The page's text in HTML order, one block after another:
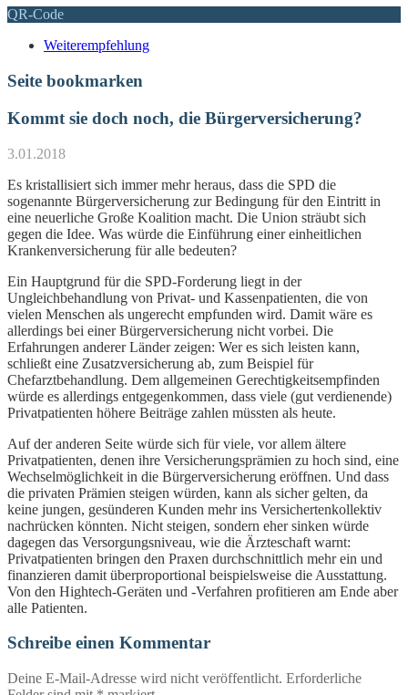
QR-Code
Weiterempfehlung
Seite bookmarken
Kommt sie doch noch, die Bürgerversicherung?
3.01.2018
Es kristallisiert sich immer mehr heraus, dass die SPD die
sogenannte Bürgerversicherung zur Bedingung für den Eintritt in
eine neuerliche Große Koalition macht. Die Union sträubt sich
gegen die Idee. Was würde die Einführung einer einheitlichen
Krankenversicherung für alle bedeuten?
Ein Hauptgrund für die SPD-Forderung liegt in der
Ungleichbehandlung von Privat- und Kassenpatienten, die von
vielen Menschen als ungerecht empfunden wird. Damit wäre es
allerdings bei einer Bürgerversicherung nicht vorbei. Die
Erfahrungen anderer Länder zeigen: Wer es sich leisten kann,
schließt eine Zusatzversicherung ab, zum Beispiel für
Chefarztbehandlung. Dem allgemeinen Gerechtigkeitsempfinden
würde es allerdings entgegenkommen, dass viele (gut verdienende)
Privatpatienten höhere Beiträge zahlen müssten als heute.
Auf der anderen Seite würde sich für viele, vor allem ältere
Privatpatienten, denen ihre Versicherungsprämien zu hoch sind, eine
Wechselmöglichkeit in die Bürgerversicherung eröffnen. Und dass
die privaten Prämien steigen würden, kann als sicher gelten, da
keine jungen, gesünderen Kunden mehr ins Versichertenkollektiv
nachrücken könnten. Nicht steigen, sondern eher sinken würde
dagegen das Versorgungsniveau, wie die Ärzteschaft warnt:
Privatpatienten bringen den Praxen durchschnittlich mehr ein und
finanzieren damit überproportional beispielsweise die Ausstattung.
Von den Hightech-Geräten und -Verfahren profitieren am Ende aber
alle Patienten.
Schreibe einen Kommentar
Deine E-Mail-Adresse wird nicht veröffentlicht. Erforderliche